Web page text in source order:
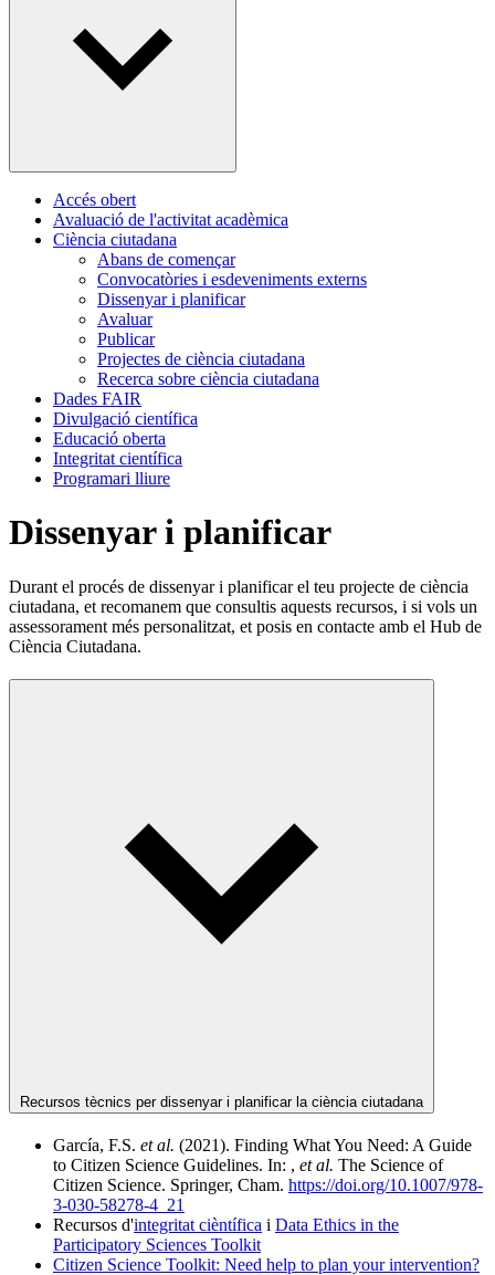
Accés obert
Avaluació de l'activitat acadèmica
Ciència ciutadana
Abans de començar
Convocatòries i esdeveniments externs
Dissenyar i planificar
Avaluar
Publicar
Projectes de ciència ciutadana
Recerca sobre ciència ciutadana
Dades FAIR
Divulgació científica
Educació oberta
Integritat científica
Programari lliure
Dissenyar i planificar
Durant el procés de dissenyar i planificar el teu projecte de ciència
ciutadana, et recomanem que consultis aquests recursos, i si vols un
assessorament més personalitzat, et posis en contacte amb el Hub de
Ciència Ciutadana.
Recursos tècnics per dissenyar i planificar la ciència ciutadana
García, F.S. et al. (2021). Finding What You Need: A Guide
to Citizen Science Guidelines. In: , et al. The Science of
Citizen Science. Springer, Cham. https://doi.org/10.1007/978-
3-030-58278-4_21
Recursos d'integritat cièntífica i Data Ethics in the
Participatory Sciences Toolkit
Citizen Science Toolkit: Need help to plan your intervention?